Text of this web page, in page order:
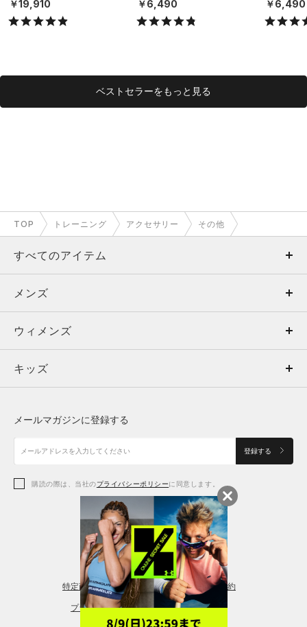
￥19,910 ￥6,490 ￥6,490
ベストセラーをもっと見る
TOP トレーニング アクセサリー その他
すべてのアイテム
メンズ
ウィメンズ
キッズ
アクセサリー
メンズ
トップス
ボトムス
アクセサリー
ウィメンズ
トップス
シューズ
アクセサリー
レギンス＆タイツ
キッズ
シューズ
メールマガジンに登録する
登録する
購読の際は、当社のプライバシーポリシーに同意します。
特定商取引法に基づく通販の表記 会員規約
プライバシーポリシー